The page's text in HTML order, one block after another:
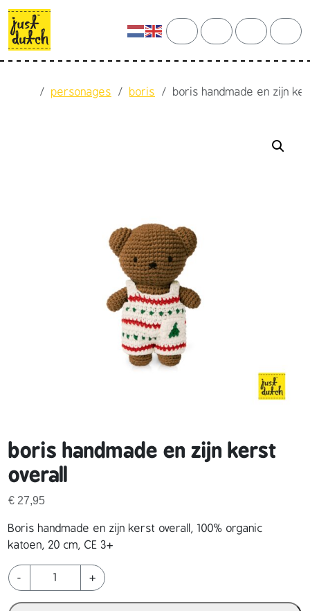
Skip to content
Skip to footer
searchaccountcart
Homepersonages boris boris handmade en zijn
boris handmade en zijn kerst
overall
€ 27,95
Boris handmade en zijn kerst overall, 100% organic
katoen, 20 cm, CE 3+
-
b
o
r
+